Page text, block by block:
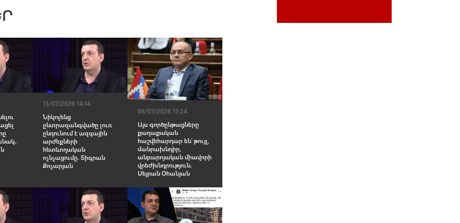
15/07/2026 14:14
Նիկոլենց
ընտրազանգվածը լուռ
ընդունում է ազգային
արժեքների
հետևողական
ոչնչացումը. Տիգրան
Քոչարյան
08/07/2026 15:24
Այս գործընթացները
քաղաքական
հաշվեհարդար են՝ թույլ,
մանրախնդիր,
անբարոյական միավորի
վրեժխնդրություն.
Սեյրան Օհանյան